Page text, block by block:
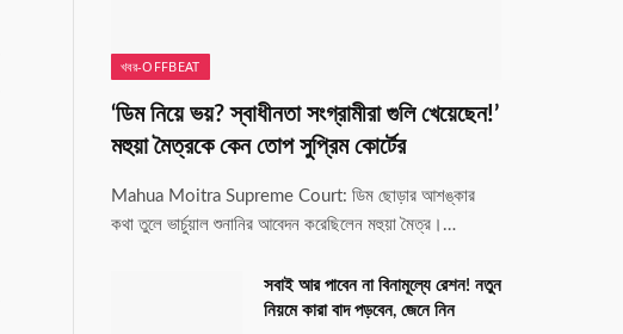
খবর-OFFBEAT
‘ডিম নিয়ে ভয়? স্বাধীনতা সংগ্রামীরা গুলি খেয়েছেন!’
মহুয়া মৈত্রকে কেন তোপ সুপ্রিম কোর্টের
Mahua Moitra Supreme Court: ডিম ছোড়ার আশঙ্কার
কথা তুলে ভার্চুয়াল শুনানির আবেদন করেছিলেন মহুয়া মৈত্র।…
সবাই আর পাবেন না বিনামূল্যে রেশন! নতুন
নিয়মে কারা বাদ পড়বেন, জেনে নিন